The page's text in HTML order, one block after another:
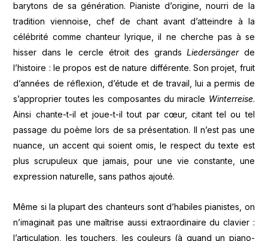
barytons de sa génération. Pianiste d’origine, nourri de la
tradition viennoise, chef de chant avant d’atteindre à la
célébrité comme chanteur lyrique, il ne cherche pas à se
hisser dans le cercle étroit des grandsLiedersängerde
l’histoire : le propos est de nature différente. Son projet, fruit
d’années de réflexion, d’étude et de travail, lui a permis de
s’approprier toutes les composantes du miracle Winterreise.
Ainsi chante-t-il et joue-t-il tout par cœur, citant tel ou tel
passage du poème lors de sa présentation. Il n’est pas une
nuance, un accent qui soient omis, le respect du texte est
plus scrupuleux que jamais, pour une vie constante, une
expression naturelle, sans pathos ajouté.
Même si la plupart des chanteurs sont d’habiles pianistes, on
n’imaginait pas une maîtrise aussi extraordinaire du clavier :
l’articulation, les touchers, les couleurs (à quand un piano-